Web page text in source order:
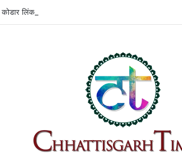
लिंक कैनाल पर हाईकोर्ट की बड़ी राहत